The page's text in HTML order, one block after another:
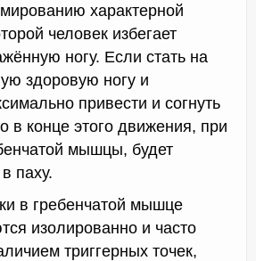
характерной
человек избегает
ногу. Если стать на
здоровую ногу и
привести и согнуть
в конце этого движения, при
мышцы, будет
паху.
в гребенчатой мышце
изолированно и часто
триггерных точек,